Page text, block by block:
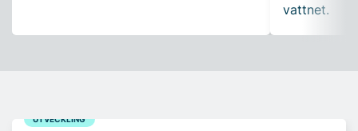
vattnet.
UTVECKLING